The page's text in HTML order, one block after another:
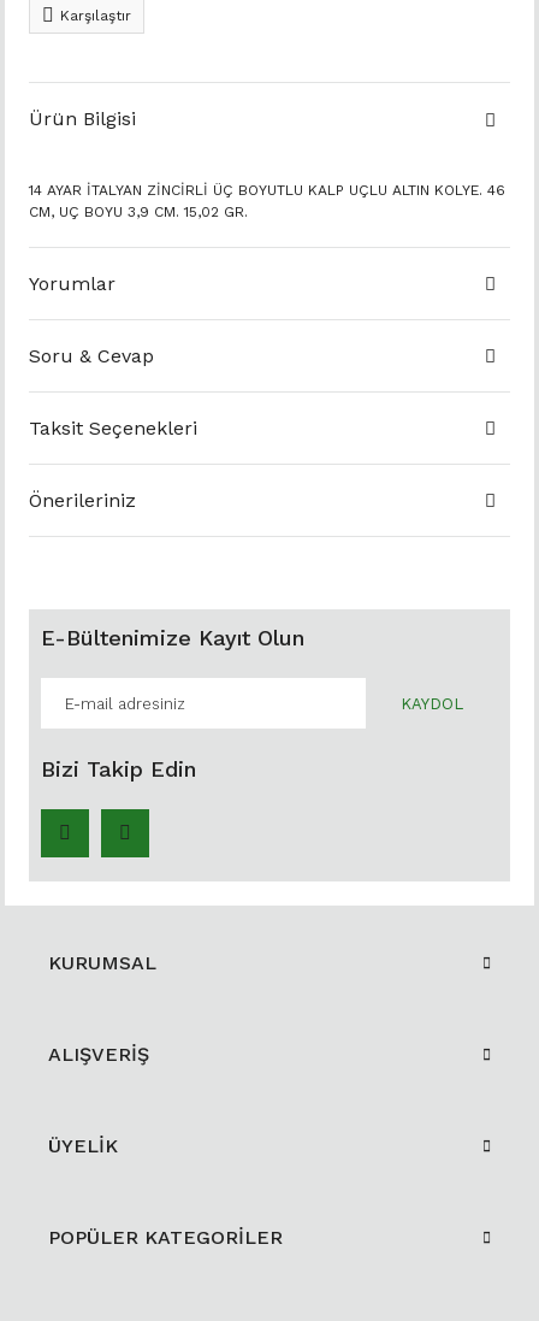
Karşılaştır
Ürün Bilgisi
14 AYAR İTALYAN ZİNCİRLİ ÜÇ BOYUTLU KALP UÇLU ALTIN KOLYE. 46
CM, UÇ BOYU 3,9 CM. 15,02 GR.
Yorumlar
Soru & Cevap
Taksit Seçenekleri
Önerileriniz
E-Bültenimize Kayıt Olun
KAYDOL
Bizi Takip Edin
KURUMSAL
ALIŞVERİŞ
ÜYELİK
POPÜLER KATEGORİLER